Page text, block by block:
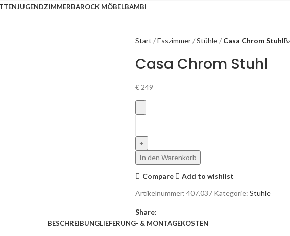
JUGENDZIMMERBAROCK MÖBELBAMBI
Start Esszimmer Stühle Casa Chrom Stuhl
Casa Chrom Stuhl
€ 249
In den Warenkorb
Compare
Add to wishlist
Artikelnummer: 407.037 Kategorie: Stühle
Share:
BESCHREIBUNGLIEFERUNG- & MONTAGEKOSTEN